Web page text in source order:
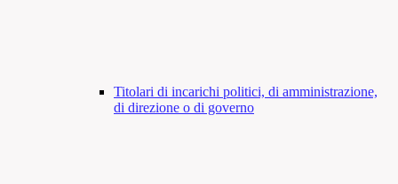
Titolari di incarichi politici, di amministrazione,
di direzione o di governo